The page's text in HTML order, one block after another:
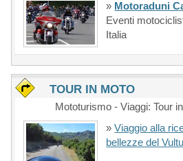
» Motoraduni
Eventi
Italia
TOUR IN MOTO
Mototurismo - Viaggi: Tour
»Viaggio alla
bellezze del